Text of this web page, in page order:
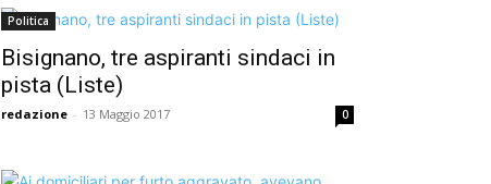
Politica
Bisignano, tre aspiranti sindaci in
pista (Liste)
redazione - 13 Maggio 2017 0